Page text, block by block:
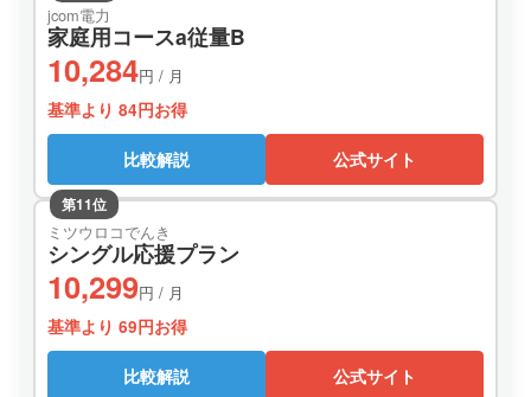
jcom電力
家庭用コースa従量B
10,284円 / 月
基準より 84円お得
比較解説 公式サイト
第11位
ミツウロコでんき
シングル応援プラン
10,299円 / 月
基準より 69円お得
比較解説 公式サイト